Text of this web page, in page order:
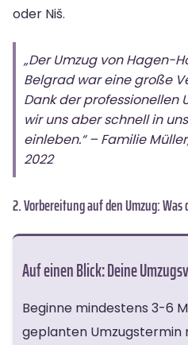
oder Niš.
„Der Umzug von Hagen-
Belgrad war eine große
Dank der professionellen
wir uns aber schnell in
einleben.“ – Familie
2022
2. Vorbereitung auf den Umzug:
Auf einen Blick: Deine
Beginne mindestens 3-6
geplanten Umzugstermin